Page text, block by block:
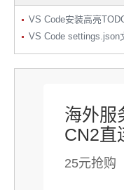
VS Code安装高亮
VS Code settings.json
海外服
CN2直
25元抢购